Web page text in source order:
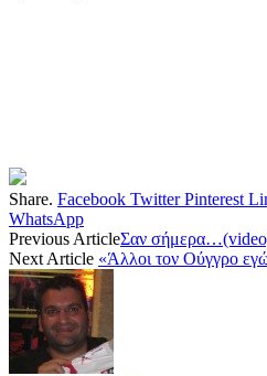
Share. Facebook Twitter Pinterest
WhatsApp
Previous ArticleΣαν
Next Article «Άλλοι τον Ούγγρο